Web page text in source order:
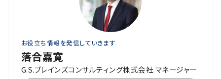
お役立ち情報を発信していきます
落合嘉寛
G.S.ブレインズコンサルティング株式会社 マネージャー